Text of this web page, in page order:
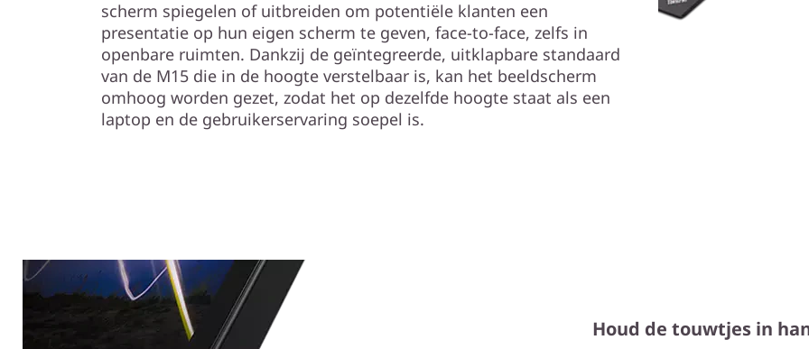
scherm spiegelen of uitbreiden om potentiële klanten een
presentatie op hun eigen scherm te geven, face-to-face, zelfs in
openbare ruimten. Dankzij de geïntegreerde, uitklapbare standaard
van de M15 die in de hoogte verstelbaar is, kan het beeldscherm
omhoog worden gezet, zodat het op dezelfde hoogte staat als een
laptop en de gebruikerservaring soepel is.
Houd de touwtjes in